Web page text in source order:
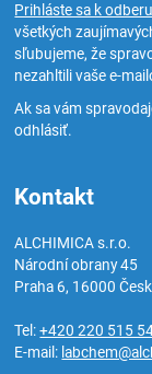
Prihláste sa k
všetkých
sľubujeme, že
nezahltili vaše e-
Ak sa vám
odhlásiť.
Kontakt
ALCHIMICA s.r.o.
Národní obrany 45
Praha 6, 16000
Tel:+420 220 515
E-mail: